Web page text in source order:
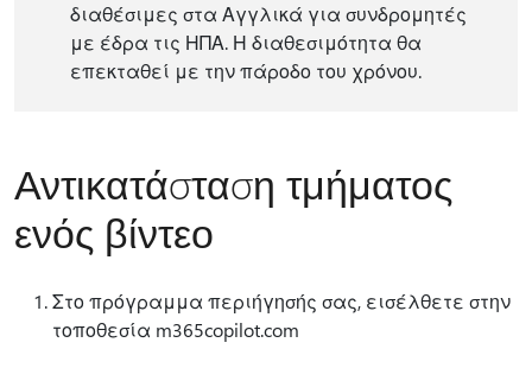
διαθέσιμες στα Αγγλικά για συνδρομητές
με έδρα τις ΗΠΑ. Η διαθεσιμότητα θα
επεκταθεί με την πάροδο του χρόνου.
Αντικατάσταση τμήματος
ενός βίντεο
Στο πρόγραμμα περιήγησής σας, εισέλθετε στην
τοποθεσία m365copilot.com